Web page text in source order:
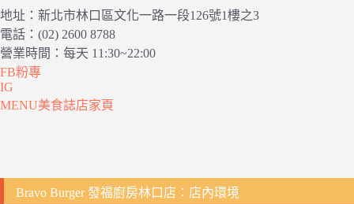
地址：新北市林口區文化一路一段126號1樓之3
電話：(02) 2600 8788
營業時間：每天 11:30~22:00
FB粉專
IG
MENU美食誌店家頁
Bravo Burger 發福廚房林口店：店內環境